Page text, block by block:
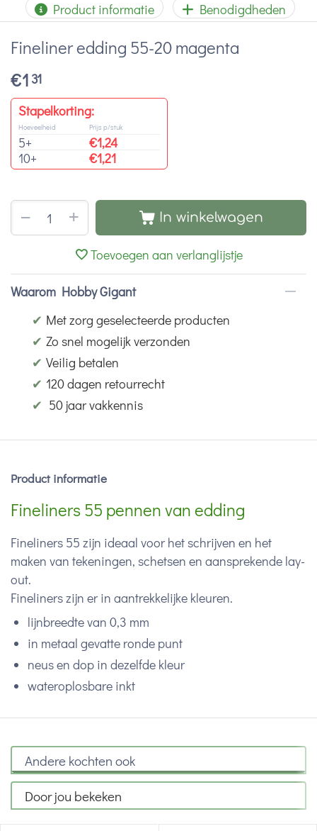
Product informatie Benodigdheden
Fineliner edding 55-20 magenta
€1 31
Stapelkorting:
Hoeveelheid
5+
10+
Prijs p/stuk
€1,24
€1,21
+
− In winkelwagen
Toevoegen aan verlanglijstje
Waarom Hobby Gigant
✔ Met zorg geselecteerde producten
✔ Zo snel mogelijk verzonden
✔ Veilig betalen
✔ 120 dagen retourrecht
✔ 50 jaar vakkennis
Product informatie
Fineliners 55 pennen van edding
Fineliners 55 zijn ideaal voor het schrijven en het
maken van tekeningen, schetsen en aansprekende lay-
out.
Fineliners zijn er in aantrekkelijke kleuren.
lijnbreedte van 0,3 mm
in metaal gevatte ronde punt
neus en dop in dezelfde kleur
wateroplosbare inkt
Andere kochten ook
Door jou bekeken